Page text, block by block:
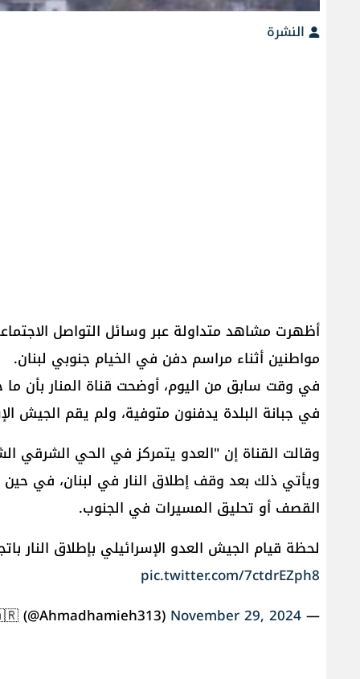
النشرة
أظهرت مشاهد متداولة عبر وسائل التواصل
مواطنين أثناء مراسم دفن في الخيام جنوبي لبنان.
في وقت سابق من اليوم، أوضحت قناة المنار بأن
في جبانة البلدة يدفنون متوفية، ولم يقم الجيش
وقالت القناة إن "العدو يتمركز في الحي الشرقي
ويأتي ذلك بعد وقف إطلاق النار في لبنان، في
القصف أو تحليق المسيرات في الجنوب.
لحظة قيام الجيش العدو الإسرائيلي بإطلاق النار
pic.twitter.com/7ctdrEZph8
— Ahmad Hamieh🇦🇷🇦🇷 (@Ahmadhamieh313)
November 29, 2024